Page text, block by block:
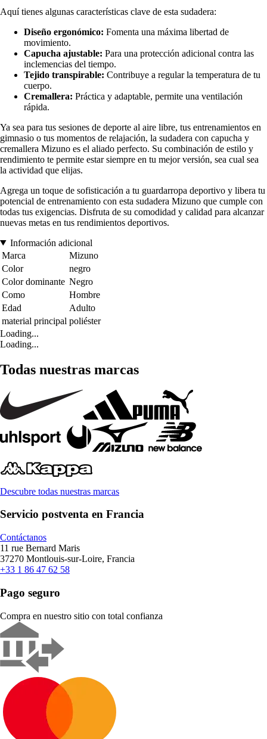
Aquí tienes algunas características clave de esta sudadera:
Diseño ergonómico: Fomenta una máxima libertad de
movimiento.
Capucha ajustable: Para una protección adicional contra las
inclemencias del tiempo.
Tejido transpirable: Contribuye a regular la temperatura de tu
cuerpo.
Cremallera: Práctica y adaptable, permite una ventilación
rápida.
Ya sea para tus sesiones de deporte al aire libre, tus entrenamientos en
gimnasio o tus momentos de relajación, la sudadera con capucha y
cremallera Mizuno es el aliado perfecto. Su combinación de estilo y
rendimiento te permite estar siempre en tu mejor versión, sea cual sea
la actividad que elijas.
Agrega un toque de sofisticación a tu guardarropa deportivo y libera tu
potencial de entrenamiento con esta sudadera Mizuno que cumple con
todas tus exigencias. Disfruta de su comodidad y calidad para alcanzar
nuevas metas en tus rendimientos deportivos.
Información adicional
Marca
Mizuno
Color
negro
Color dominante Negro
Como
Hombre
Edad
Adulto
material principal poliéster
Loading...
Loading...
Todas nuestras marcas
Descubre todas nuestras marcas
Servicio postventa en Francia
Contáctanos
11 rue Bernard Maris
37270 Montlouis-sur-Loire, Francia
+33 1 86 47 62 58
Pago seguro
Compra en nuestro sitio con total confianza